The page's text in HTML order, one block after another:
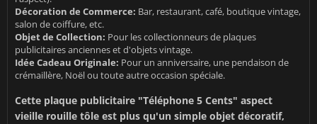
Décoration de Commerce: Bar, restaurant, café, boutique vintage,
salon de coiffure, etc.
Objet de Collection: Pour les collectionneurs de plaques
publicitaires anciennes et d'objets vintage.
Idée Cadeau Originale: Pour un anniversaire, une pendaison de
crémaillère, Noël ou toute autre occasion spéciale.
Cette plaque publicitaire "Téléphone 5 Cents" aspect
vieille rouille tôle est plus qu'un simple objet décoratif,